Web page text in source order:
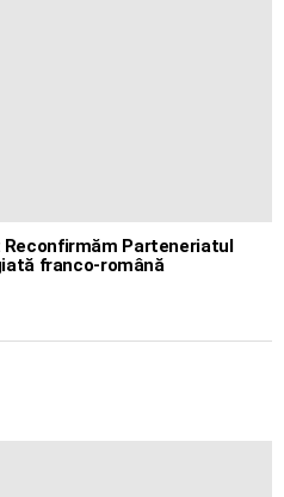
Reconfirmăm Parteneriatul
franco-română